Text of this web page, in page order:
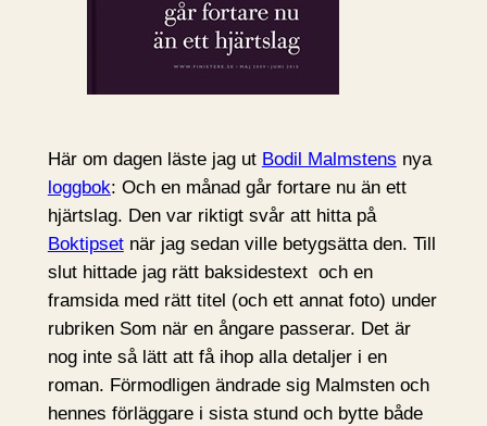
Här om dagen läste jag ut Bodil Malmstens nya
loggbok: Och en månad går fortare nu än ett
hjärtslag. Den var riktigt svår att hitta på
Boktipsetnär jag sedan ville betygsätta den. Till
slut hittade jag rätt baksidestext och en
framsida med rätt titel (och ett annat foto) under
rubriken Som när en ångare passerar. Det är
nog inte så lätt att få ihop alla detaljer i en
roman. Förmodligen ändrade sig Malmsten och
hennes förläggare i sista stund och bytte både